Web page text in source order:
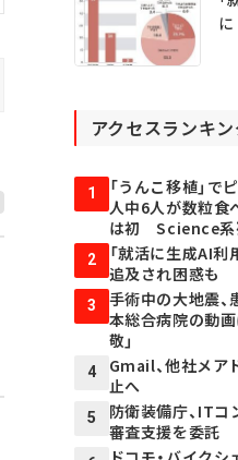
アクセスランキ
1
「うんこ移植」で
人中6人が数粒
は初 Science系
2
「就活に生成AI
追及され困惑も
3
手術中の大地震
本総合病院の動
敬」
4
Gmail、他社メア
止へ
5
防衛装備庁、ITコ
審査支援を委託